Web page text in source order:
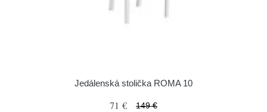
Jedálenská stolička ROMA 10
71 € 149 €